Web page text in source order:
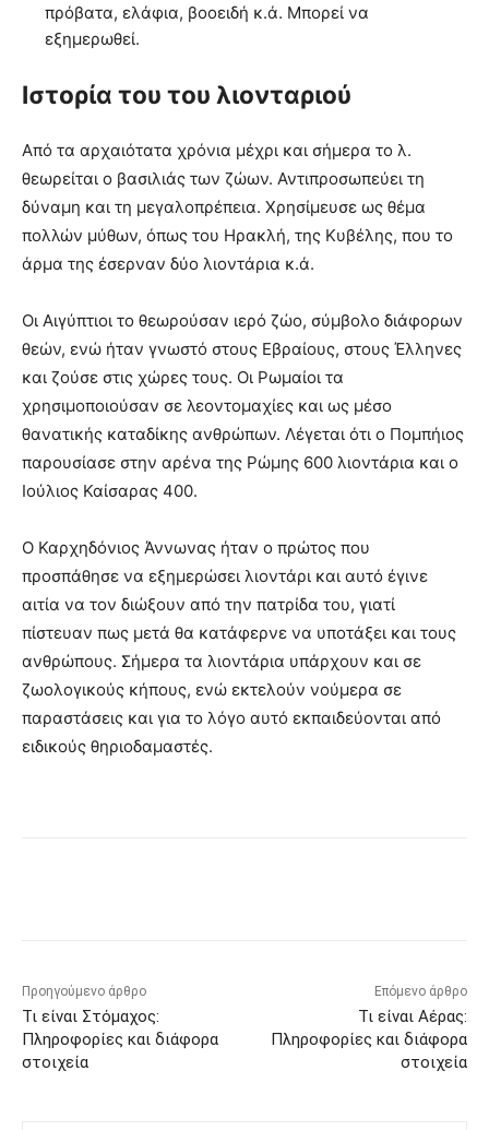
πρόβατα, ελάφια, βοοειδή κ.ά. Μπορεί να
εξημερωθεί.
Ιστορία του του λιονταριού
Από τα αρχαιότατα χρόνια μέχρι και σήμερα το λ.
θεωρείται ο βασιλιάς των ζώων. Αντιπροσωπεύει τη
δύναμη και τη μεγαλοπρέπεια. Χρησίμευσε ως θέμα
πολλών μύθων, όπως του Ηρακλή, της Κυβέλης, που το
άρμα της έσερναν δύο λιοντάρια κ.ά.
Οι Αιγύπτιοι το θεωρούσαν ιερό ζώο, σύμβολο διάφορων
θεών, ενώ ήταν γνωστό στους Εβραίους, στους Έλληνες
και ζούσε στις χώρες τους. Οι Ρωμαίοι τα
χρησιμοποιούσαν σε λεοντομαχίες και ως μέσο
θανατικής καταδίκης ανθρώπων. Λέγεται ότι ο Πομπήιος
παρουσίασε στην αρένα της Ρώμης 600 λιοντάρια και ο
Ιούλιος Καίσαρας 400.
Ο Καρχηδόνιος Άννωνας ήταν ο πρώτος που
προσπάθησε να εξημερώσει λιοντάρι και αυτό έγινε
αιτία να τον διώξουν από την πατρίδα του, γιατί
πίστευαν πως μετά θα κατάφερνε να υποτάξει και τους
ανθρώπους. Σήμερα τα λιοντάρια υπάρχουν και σε
ζωολογικούς κήπους, ενώ εκτελούν νούμερα σε
παραστάσεις και για το λόγο αυτό εκπαιδεύονται από
ειδικούς θηριοδαμαστές.
Προηγούμενο άρθρο
Τι είναι Στόμαχος:
Πληροφορίες και διάφορα
στοιχεία
Επόμενο άρθρο
Τι είναι Αέρας:
Πληροφορίες και διάφορα
στοιχεία